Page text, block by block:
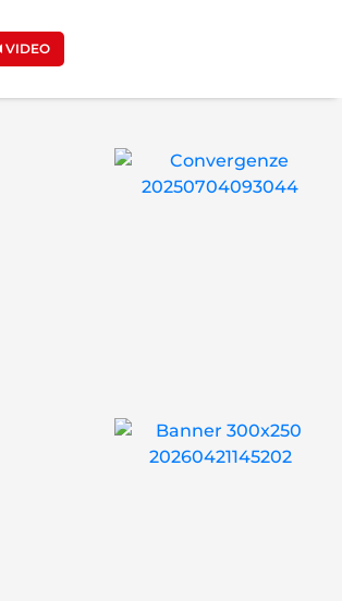
VIDEO